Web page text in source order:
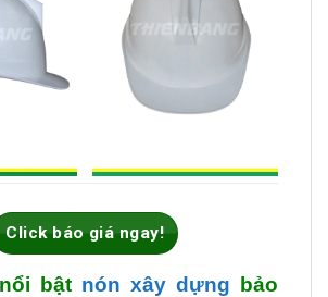
Click báo giá ngay!
bật nón xây dựng bảo